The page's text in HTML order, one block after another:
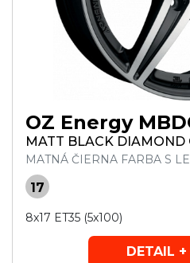
OZ Energy
MATT BLACK DIAMOND
MATNÁ ČIERNA FARBA S
17
8x17 ET35 (5x100)
DETAIL